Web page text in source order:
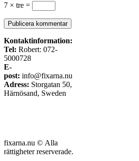
7 × tre =
Kontaktinformation:
Tel: Robert: 072-
5000728
E-
post: info@fixarna.nu
Adress: Storgatan 50,
Härnösand, Sweden
fixarna.nu © Alla
rättigheter reserverade.